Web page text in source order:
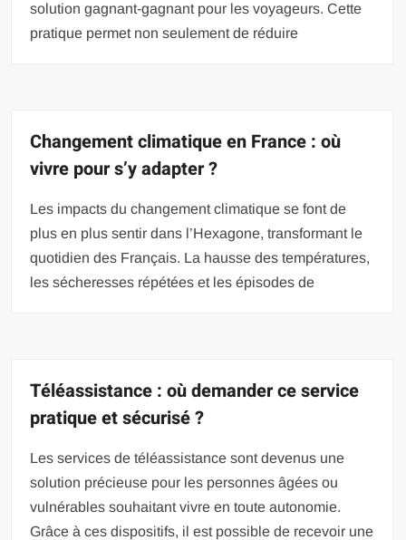
solution gagnant-gagnant pour les voyageurs. Cette
pratique permet non seulement de réduire
Changement climatique en France : où
vivre pour s’y adapter ?
Les impacts du changement climatique se font de
plus en plus sentir dans l’Hexagone, transformant le
quotidien des Français. La hausse des températures,
les sécheresses répétées et les épisodes de
Téléassistance : où demander ce service
pratique et sécurisé ?
Les services de téléassistance sont devenus une
solution précieuse pour les personnes âgées ou
vulnérables souhaitant vivre en toute autonomie.
Grâce à ces dispositifs, il est possible de recevoir une